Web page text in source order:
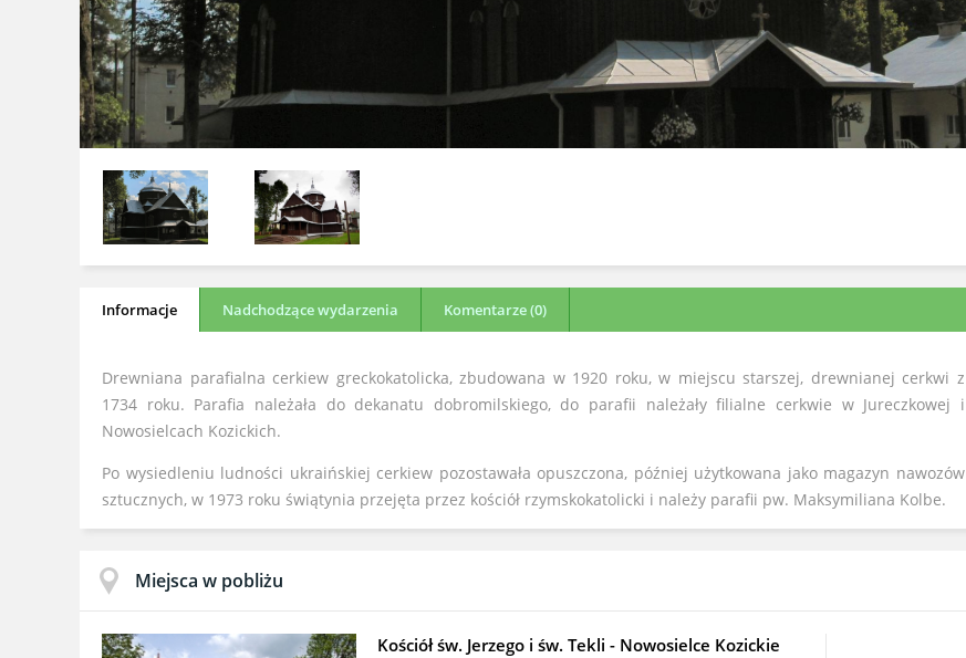
Informacje Nadchodzące wydarzenia Komentarze (0)
Drewniana parafialna cerkiew greckokatolicka, zbudowana w 1920 roku, w miejscu starszej, drewnianej cerkwi z
1734 roku. Parafia należała do dekanatu dobromilskiego, do parafii należały filialne cerkwie w Jureczkowej i
Nowosielcach Kozickich.
Po wysiedleniu ludności ukraińskiej cerkiew pozostawała opuszczona, później użytkowana jako magazyn nawozów
sztucznych, w 1973 roku świątynia przejęta przez kościół rzymskokatolicki i należy parafii pw. Maksymiliana Kolbe.
Miejsca w pobliżu
Kościół św. Jerzego i św. Tekli - Nowosielce Kozickie